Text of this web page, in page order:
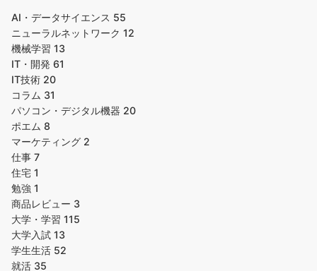
AI・データサイエンス 55
ニューラルネットワーク 12
機械学習 13
IT・開発 61
IT技術 20
コラム 31
パソコン・デジタル機器 20
ポエム 8
マーケティング 2
仕事 7
住宅 1
勉強 1
商品レビュー 3
大学・学習 115
大学入試 13
学生生活 52
就活 35